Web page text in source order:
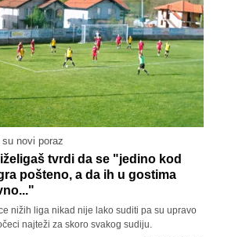
su novi poraz
tvrdi da se "jedino kod
pošteno, a da ih u gostima
nižih liga nikad nije lako suditi pa su upravo
najteži za skoro svakog sudiju.